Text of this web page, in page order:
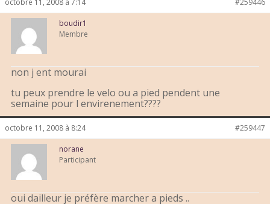
octobre 11, 2008 à 7:14 #259446
boudir1
Membre
non j ent mourai
tu peux prendre le velo ou a pied pendent une
semaine pour l envirenement????
octobre 11, 2008 à 8:24 #259447
norane
Participant
oui dailleur je préfère marcher a pieds ..